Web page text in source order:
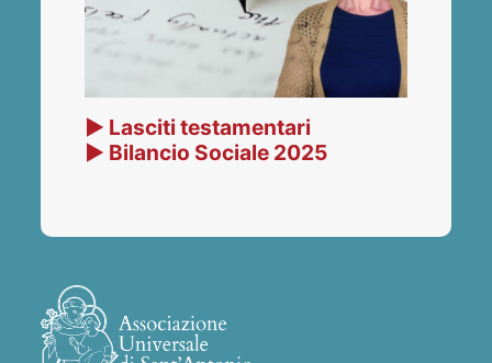
▶ Lasciti testamentari
▶ Bilancio Sociale 2025